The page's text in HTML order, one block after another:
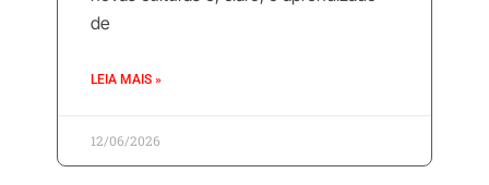
de
LEIA MAIS »
12/06/2026